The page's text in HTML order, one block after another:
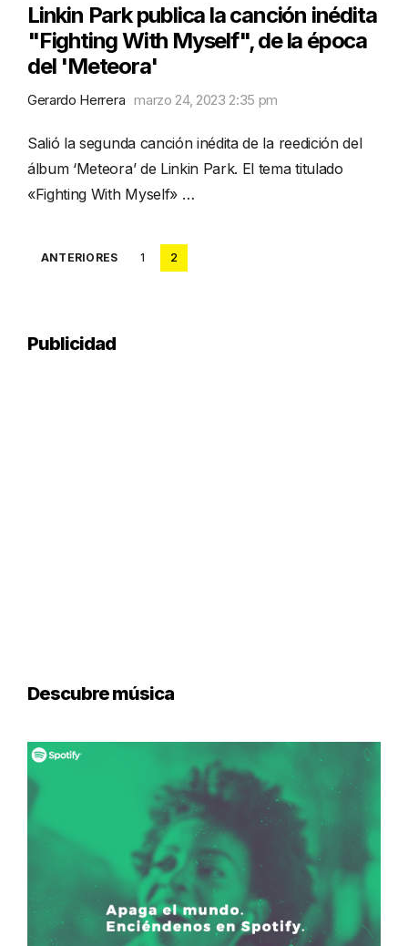
Linkin Park publica la canción inédita
"Fighting With Myself", de la época
del 'Meteora'
Gerardo Herrera marzo 24, 2023 2:35 pm
Salió la segunda canción inédita de la reedición del
álbum ‘Meteora’ de Linkin Park. El tema titulado
«Fighting With Myself» …
Posts
ANTERIORES 1 2
Publicidad
Descubre música